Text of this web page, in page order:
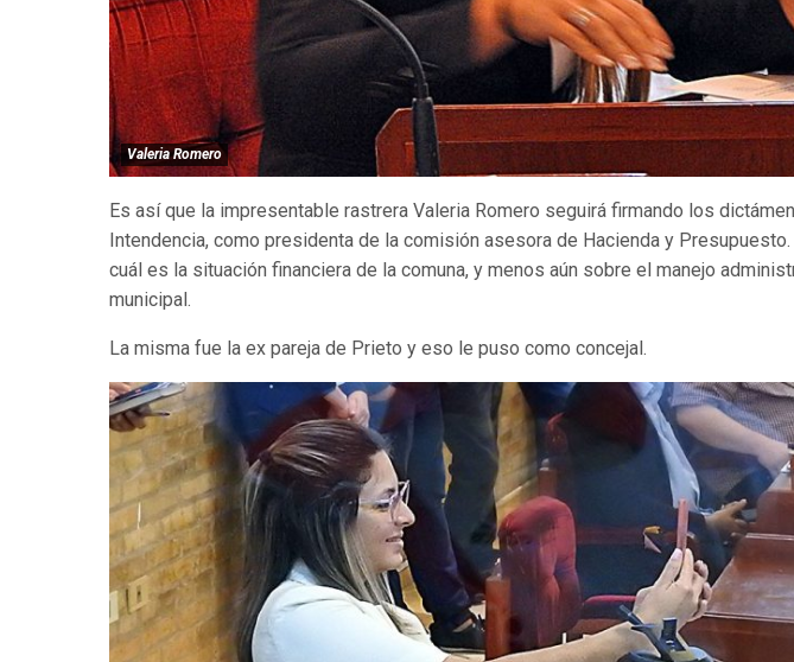
Valeria Romero
Es así que la impresentable rastrera Valeria Romero seguirá firmando los
Intendencia, como presidenta de la comisión asesora de Hacienda y
cuál es la situación financiera de la comuna, y menos aún sobre el manejo
municipal.
La misma fue la ex pareja de Prieto y eso le puso como concejal.